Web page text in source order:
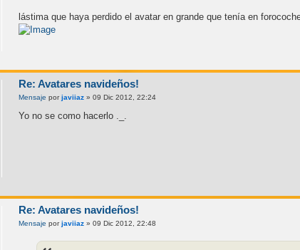
lástima que haya perdido el avatar en grande que tenía en
Re: Avatares navideños!
Mensaje porjaviiaz » 09 Dic 2012, 22:24
Yo no se como hacerlo ._.
Re: Avatares navideños!
Mensaje porjaviiaz » 09 Dic 2012, 22:48